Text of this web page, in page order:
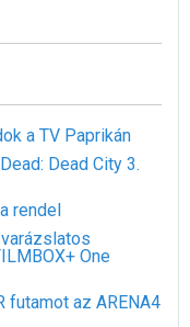
a TV Paprikán
Dead City 3.
rendel
One
futamot az ARENA4